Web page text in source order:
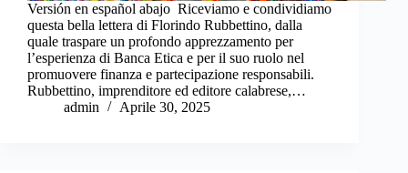
Versión en español abajo Riceviamo e condividiamo
questa bella lettera di Florindo Rubbettino, dalla
quale traspare un profondo apprezzamento per
l’esperienza di Banca Etica e per il suo ruolo nel
promuovere finanza e partecipazione responsabili.
Rubbettino, imprenditore ed editore calabrese,…
admin
Aprile 30, 2025